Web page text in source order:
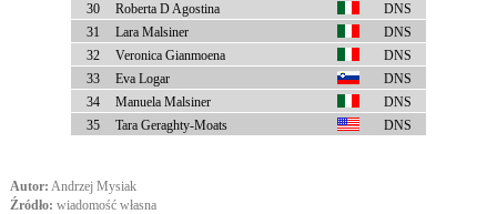
30
Roberta D Agostina
DNS
31
Lara Malsiner
DNS
32
Veronica Gianmoena
DNS
33
Eva Logar
DNS
34
Manuela Malsiner
DNS
35
Tara Geraghty-Moats DNS
Autor: Andrzej Mysiak
Źródło: wiadomość własna